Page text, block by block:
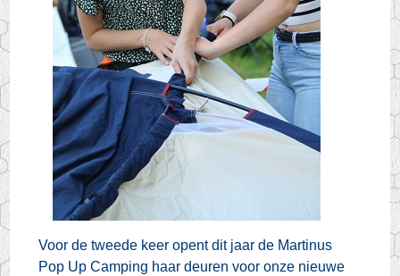
Voor de tweede keer opent dit jaar de Martinus
Pop Up Camping haar deuren voor onze nieuwe